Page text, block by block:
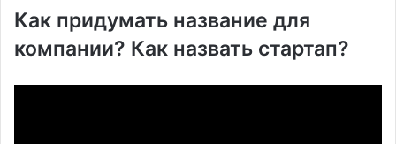
Как придумать название для
компании? Как назвать стартап?